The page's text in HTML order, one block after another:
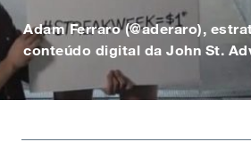
Adam Ferraro (@aderaro),
conteúdo digital da John St.